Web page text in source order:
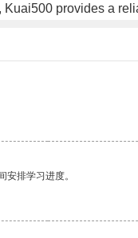
provides a
排学习进度。